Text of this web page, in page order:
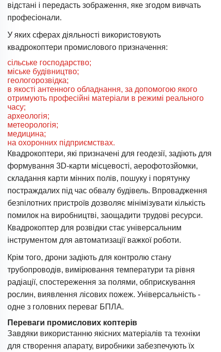
відстані і передасть зображення, яке згодом вивчать
професіонали.
У яких сферах діяльності використовують
квадрокоптери промислового призначення:
сільське господарство;
міське будівництво;
геологорозвідка;
в якості антенного обладнання, за допомогою якого
отримують професійні матеріали в режимі реального
часу;
археологія;
метеорологія;
медицина;
на охоронних підприємствах.
Квадрокоптери, які призначені для геодезії, задіють для
формування 3D-карти місцевості, аерофотозйомки,
складання карти мінних полів, пошуку і порятунку
постраждалих під час обвалу будівель. Впровадження
безпілотних пристроїв дозволяє мінімізувати кількість
помилок на виробництві, заощадити трудові ресурси.
Квадрокоптер для розвідки стає універсальним
інструментом для автоматизації важкої роботи.
Крім того, дрони задіють для контролю стану
трубопроводів, вимірювання температури та рівня
радіації, спостереження за полями, обприскування
рослин, виявлення лісових пожеж. Універсальність -
одне з головних переваг БПЛА.
Переваги промислових коптерів
Завдяки використанню якісних матеріалів та техніки
для створення апарату, виробники забезпечують їх